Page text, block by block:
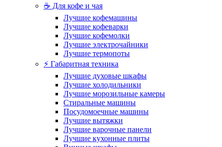
☕ Для кофе и чая
Лучшие кофемашины
Лучшие кофеварки
Лучшие кофемолки
Лучшие электрочайники
Лучшие термопоты
⚡ Габаритная техника
Лучшие духовые шкафы
Лучшие холодильники
Лучшие морозильные камеры
Стиральные машины
Посудомоечные машины
Лучшие вытяжки
Лучшие варочные панели
Лучшие кухонные плиты